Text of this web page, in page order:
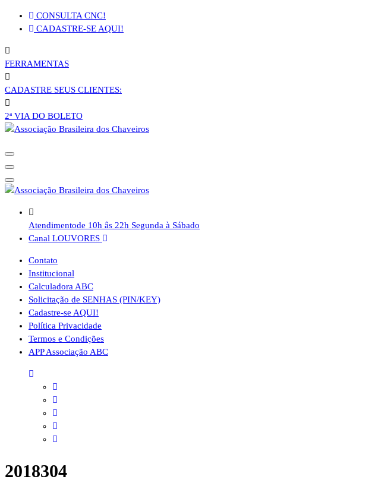
Pular
para
conteúdo
CONSULTA CNC!
CADASTRE-SE AQUI!
FERRAMENTAS
CADASTRE SEUS CLIENTES:
2ª VIA DO BOLETO
Atendimentode 10h âs 22h Segunda à Sábado
Canal LOUVORES
Contato
Institucional
Calculadora ABC
Solicitação de SENHAS (PIN/KEY)
Cadastre-se AQUI!
Política Privacidade
Termos e Condições
APP Associação ABC
2018304